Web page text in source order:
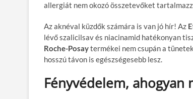
allergiát nem okozó összetevőket
Az aknéval küzdők számára is van jó hír! Az
lévő szalicilsav és niacinamid hatékonyan
Roche-Posaytermékei nem csupán a
hosszú távon is egészségesebb lesz.
Fényvédelem, ahogyan